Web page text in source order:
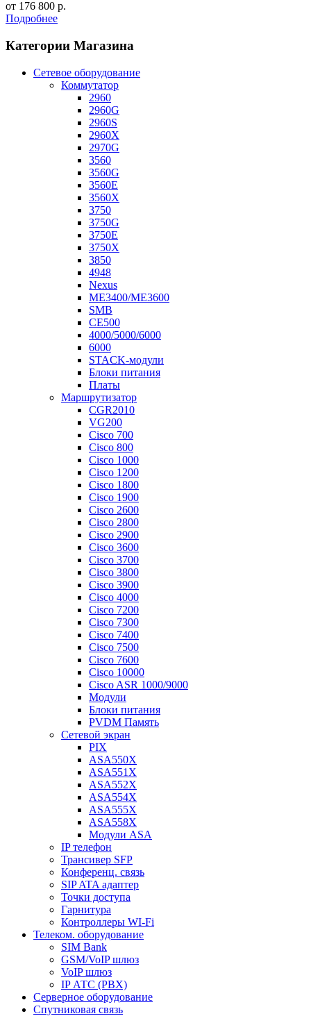
от 176 800 р.
Подробнее
Категории Магазина
Сетевое оборудование
Коммутатор
2960
2960G
2960S
2960X
2970G
3560
3560G
3560E
3560X
3750
3750G
3750E
3750X
3850
4948
Nexus
ME3400/ME3600
SMB
CE500
4000/5000/6000
6000
STACK-модули
Блоки питания
Платы
Маршрутизатор
CGR2010
VG200
Cisco 700
Cisco 800
Cisco 1000
Cisco 1200
Cisco 1800
Cisco 1900
Cisco 2600
Cisco 2800
Cisco 2900
Cisco 3600
Cisco 3700
Cisco 3800
Cisco 3900
Cisco 4000
Cisco 7200
Cisco 7300
Cisco 7400
Cisco 7500
Cisco 7600
Cisco 10000
Cisco ASR 1000/9000
Модули
Блоки питания
PVDM Память
Сетевой экран
PIX
ASA550X
ASA551X
ASA552X
ASA554X
ASA555X
ASA558X
Модули ASA
IP телефон
Трансивер SFP
Конференц. связь
SIP ATA адаптер
Точки доступа
Гарнитура
Контроллеры WI-Fi
Телеком. оборудование
SIM Bank
GSM/VoIP шлюз
VoIP шлюз
IP АТС (PBX)
Серверное оборудование
Спутниковая связь